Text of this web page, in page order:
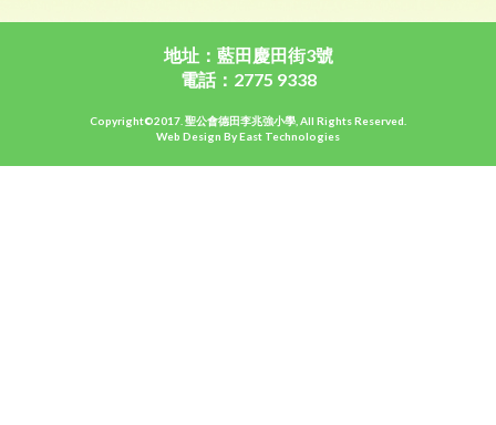
地址：藍田慶田街3號
電話：2775 9338
Copyright©2017. 聖公會德田李兆強小學, All Rights Reserved.
Web Design By East Technologies